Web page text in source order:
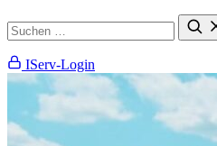
IServ-Login